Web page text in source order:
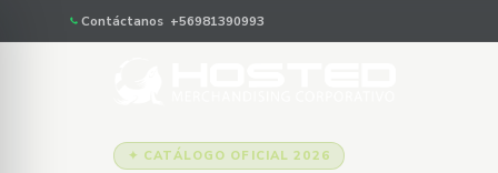
Contáctanos +56981390993
✦ CATÁLOGO OFICIAL 2026